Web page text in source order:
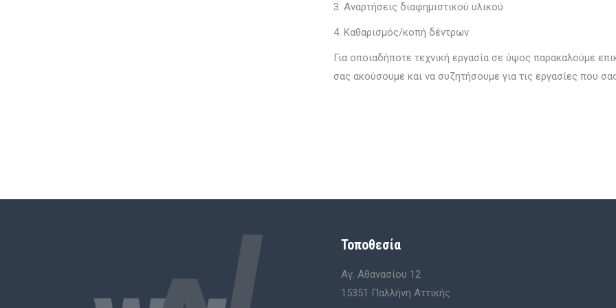
3. Αναρτήσεις διαφημιστικού υλικού
4. Καθαρισμός/κοπή δέντρων
Για οποιαδήποτε τεχνική εργασία σε ύψος παρακαλούμε
σας ακούσουμε και να συζητήσουμε για τις εργασίες που
Τοποθεσία
Αγ. Αθανασίου 12
15351 Παλλήνη Αττικής